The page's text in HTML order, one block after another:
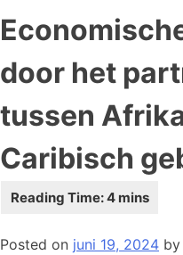
door het
tussen
Caribisch
Posted on juni 19, 2024 by